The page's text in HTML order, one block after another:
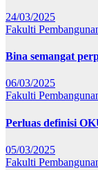
24/03/2025
Fakulti
Bina semangat
06/03/2025
Fakulti
Perluas definisi
05/03/2025
Fakulti